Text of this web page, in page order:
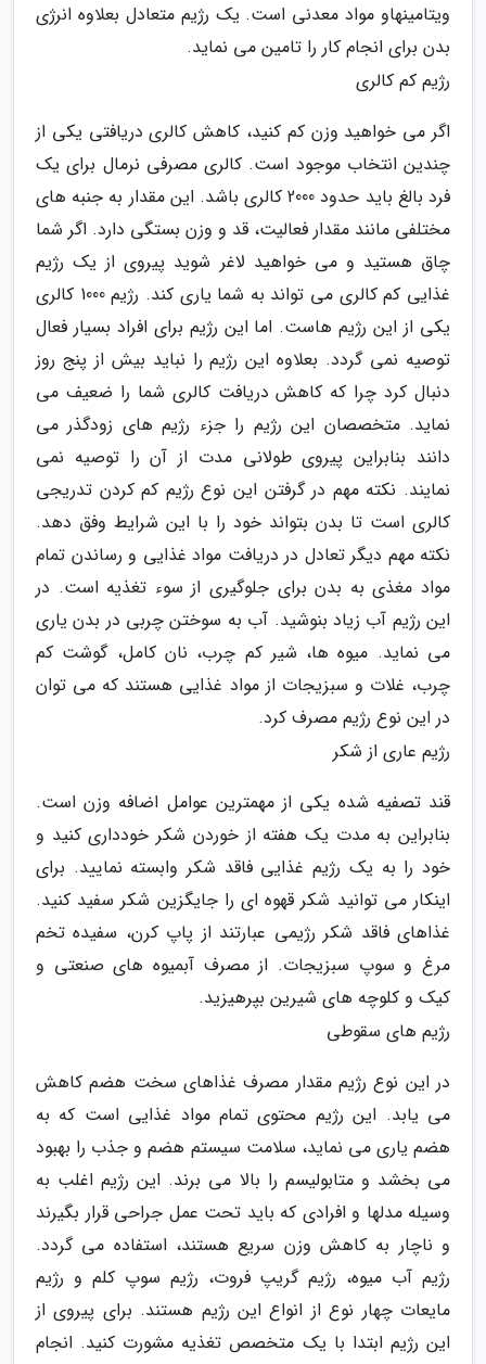
ویتامینهاو مواد معدنی است. یک رژیم متعادل بعلاوه انرژی
بدن برای انجام کار را تامین می نماید.
رژیم کم کالری
اگر می خواهید وزن کم کنید، کاهش کالری دریافتی یکی از
چندین انتخاب موجود است. کالری مصرفی نرمال برای یک
فرد بالغ باید حدود 2000 کالری باشد. این مقدار به جنبه های
مختلفی مانند مقدار فعالیت، قد و وزن بستگی دارد. اگر شما
چاق هستید و می خواهید لاغر شوید پیروی از یک رژیم
غذایی کم کالری می تواند به شما یاری کند. رژیم 1000 کالری
یکی از این رژیم هاست. اما این رژیم برای افراد بسیار فعال
توصیه نمی گردد. بعلاوه این رژیم را نباید بیش از پنج روز
دنبال کرد چرا که کاهش دریافت کالری شما را ضعیف می
نماید. متخصصان این رژیم را جزء رژیم های زودگذر می
دانند بنابراین پیروی طولانی مدت از آن را توصیه نمی
نمایند. نکته مهم در گرفتن این نوع رژیم کم کردن تدریجی
کالری است تا بدن بتواند خود را با این شرایط وفق دهد.
نکته مهم دیگر تعادل در دریافت مواد غذایی و رساندن تمام
مواد مغذی به بدن برای جلوگیری از سوء تغذیه است. در
این رژیم آب زیاد بنوشید. آب به سوختن چربی در بدن یاری
می نماید. میوه ها، شیر کم چرب، نان کامل، گوشت کم
چرب، غلات و سبزیجات از مواد غذایی هستند که می توان
در این نوع رژیم مصرف کرد.
رژیم عاری از شکر
قند تصفیه شده یکی از مهمترین عوامل اضافه وزن است.
بنابراین به مدت یک هفته از خوردن شکر خودداری کنید و
خود را به یک رژیم غذایی فاقد شکر وابسته نمایید. برای
اینکار می توانید شکر قهوه ای را جایگزین شکر سفید کنید.
غذاهای فاقد شکر رژیمی عبارتند از پاپ کرن، سفیده تخم
مرغ و سوپ سبزیجات. از مصرف آبمیوه های صنعتی و
کیک و کلوچه های شیرین بپرهیزید.
رژیم های سقوطی
در این نوع رژیم مقدار مصرف غذاهای سخت هضم کاهش
می یابد. این رژیم محتوی تمام مواد غذایی است که به
هضم یاری می نماید، سلامت سیستم هضم و جذب را بهبود
می بخشد و متابولیسم را بالا می برند. این رژیم اغلب به
وسیله مدلها و افرادی که باید تحت عمل جراحی قرار بگیرند
و ناچار به کاهش وزن سریع هستند، استفاده می گردد.
رژیم آب میوه، رژیم گریپ فروت، رژیم سوپ کلم و رژیم
مایعات چهار نوع از انواع این رژیم هستند. برای پیروی از
این رژیم ابتدا با یک متخصص تغذیه مشورت کنید. انجام